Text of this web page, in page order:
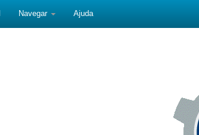
Navegar Ajuda